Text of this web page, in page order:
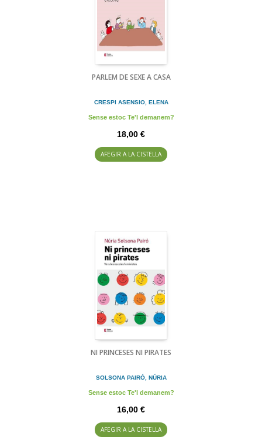
PARLEM DE SEXE A CASA
CRESPI ASENSIO, ELENA
Sense estoc Te'l demanem?
18,00 €
AFEGIR A LA CISTELLA
NI PRINCESES NI PIRATES
SOLSONA PAIRÓ, NÚRIA
Sense estoc Te'l demanem?
16,00 €
AFEGIR A LA CISTELLA